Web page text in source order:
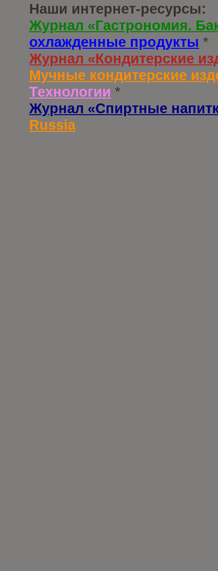
Наши интернет-ресурсы:
Журнал «Гастрономия.
охлажденные продукты *
Журнал «Кондитерские
Мучные кондитерские
Технологии *
Журнал «Спиртные
Russia